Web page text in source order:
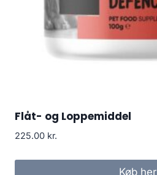
Flåt- og Loppemiddel
225.00 kr.
Køb her